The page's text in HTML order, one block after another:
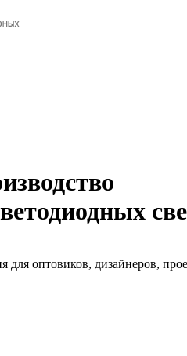
для оптовиков, дизайнеров,